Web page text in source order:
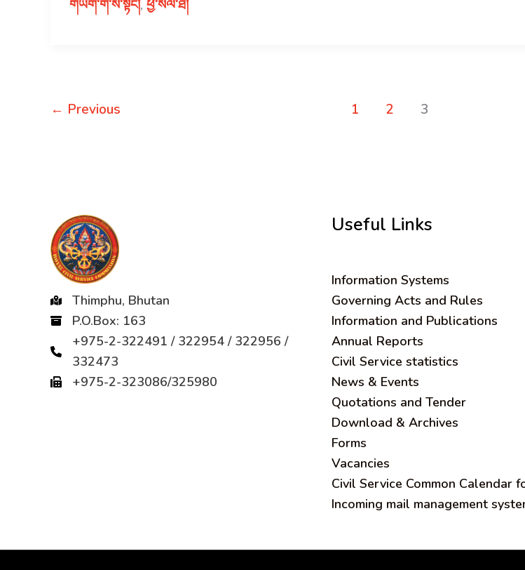
མིའི་
དང་
ནགས་
ཞབས་
ཏོག་
ལས་
ཁུངས་
ཀྱི་
མདོ་
ཆེན་
གྱི་
དོན་
གཡོག་གི་ས་སྟོང།, ཕྱི་སེལ་ཐོ།
← Previous 1 2 3
Thimphu, Bhutan
P.O.Box: 163
+975-2-322491 / 322954 / 322956 /
332473
+975-2-323086/325980
Useful Links
Information Systems
Governing Acts and Rules
Information and Publications
Annual Reports
Civil Service statistics
News & Events
Quotations and Tender
Download & Archives
Forms
Vacancies
Civil Service Common Calendar
Incoming mail management